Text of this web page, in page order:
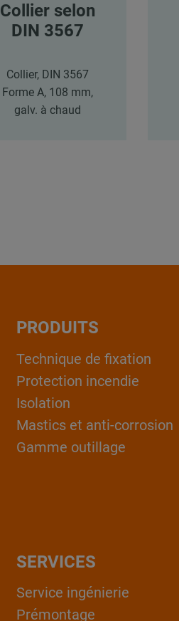
Collier selon
DIN 3567
Collier, DIN 3567
Forme A, 108 mm,
galv. à chaud
PRODUITS
Technique de fixation
Protection incendie
Isolation
Mastics et anti-corrosion
Gamme outillage
SERVICES
Service ingénierie
Prémontage